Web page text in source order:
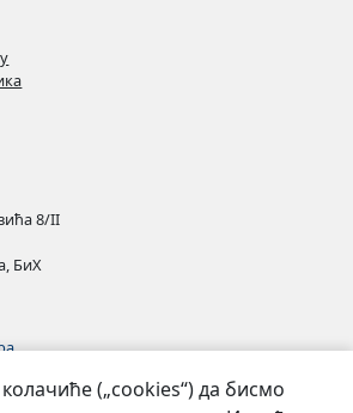
8/II
БиХ
(„cookies“) да бисмо